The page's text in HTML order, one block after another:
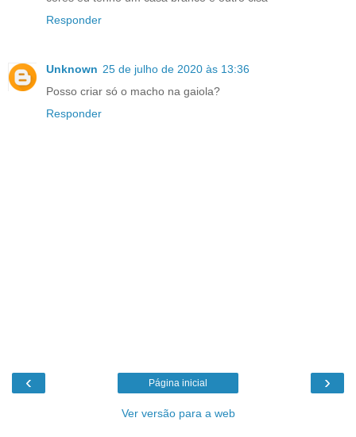
Responder
Unknown 25 de julho de 2020 às 13:36
Posso criar só o macho na gaiola?
Responder
‹ ›
Página inicial
Ver versão para a web